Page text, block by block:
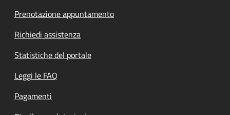
Prenotazione appuntamento
Richiedi assistenza
Statistiche del portale
Leggi le FAQ
Pagamenti